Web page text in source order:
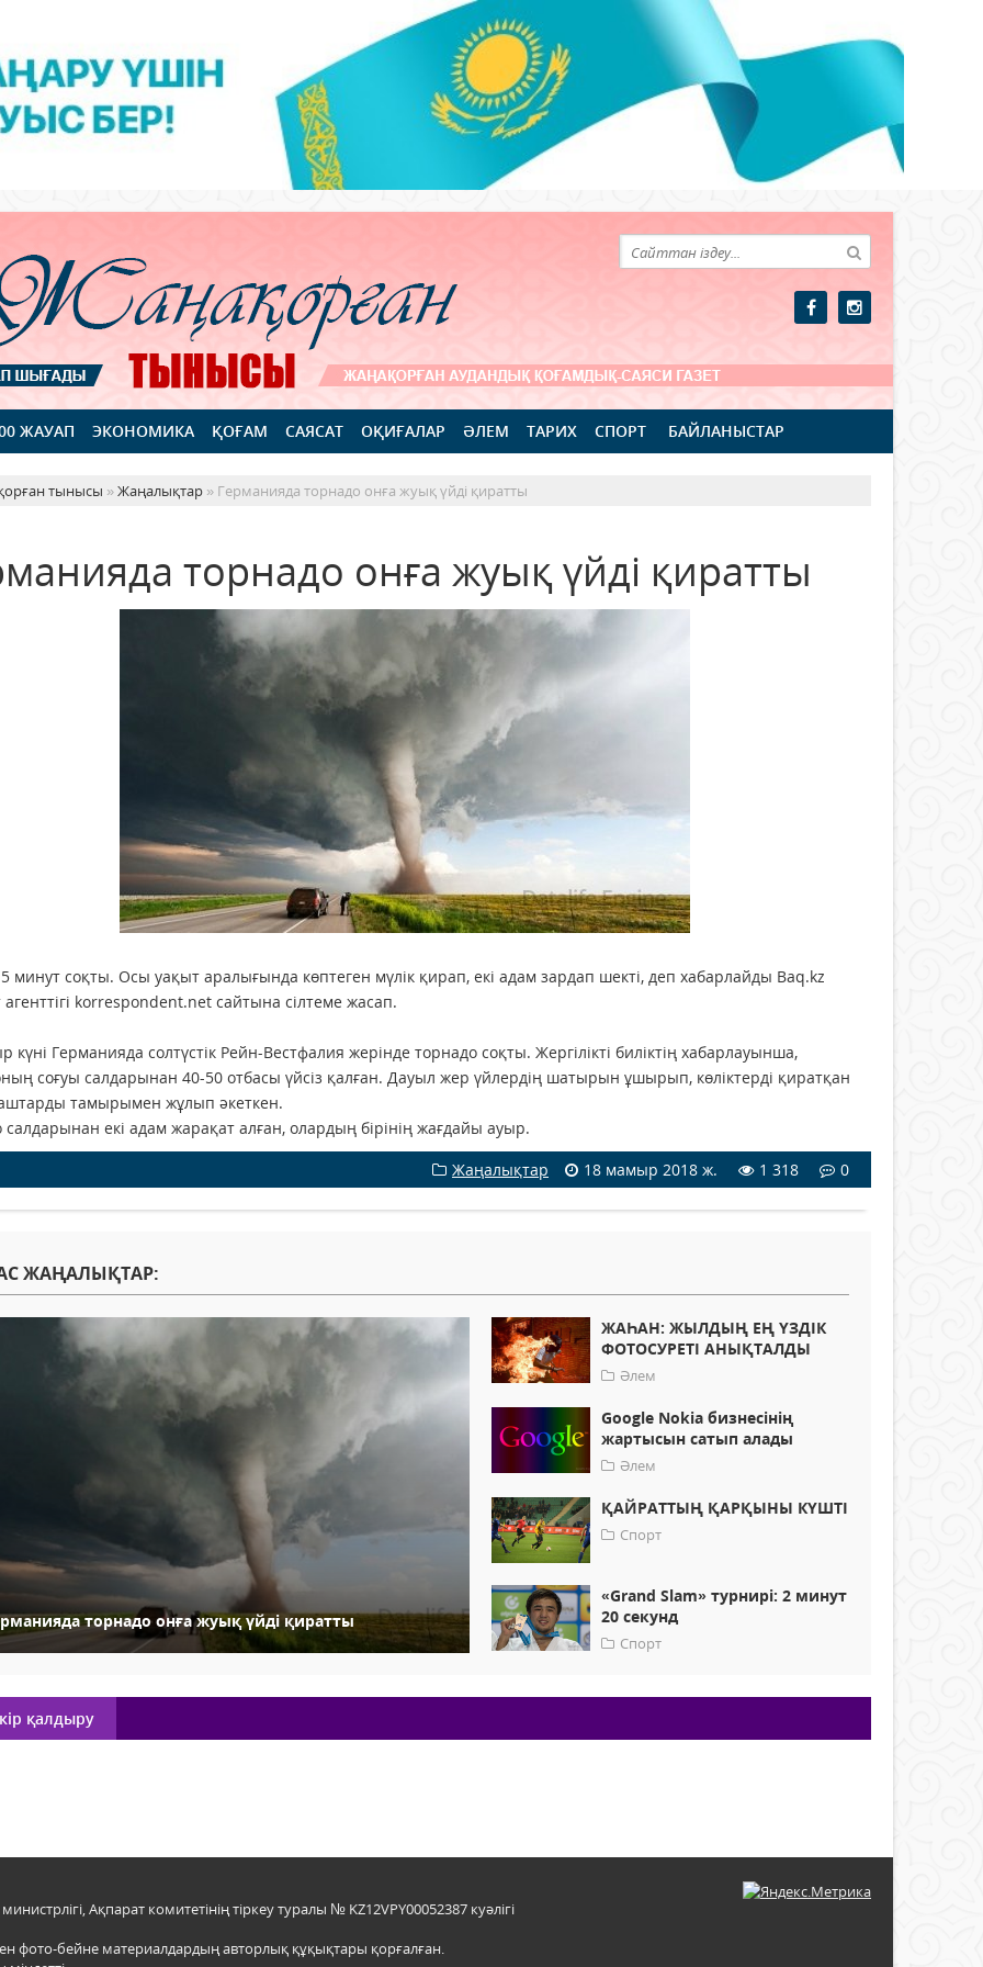
ЖАУАП ЭКОНОМИКА ҚОҒАМ САЯСАТ ОҚИҒАЛАР ӘЛЕМ ТАРИХ СПОРТ БАЙЛАНЫСТАР
тынысы »Жаңалықтар » Германияда торнадо онға жуық үйді қиратты
торнадо онға жуық үйді қиратты
минут соқты. Осы уақыт аралығында көптеген мүлік қирап, екі адам зардап шекті, деп хабарлайды Baq.kz
korrespondent.net сайтына сілтеме жасап.
күні Германияда солтүстік Рейн-Вестфалия жерінде торнадо соқты. Жергілікті биліктің хабарлауынша,
соғуы салдарынан 40-50 отбасы үйсіз қалған. Дауыл жер үйлердің шатырын ұшырып, көліктерді қиратқан
тамырымен жұлып әкеткен.
салдарынан екі адам жарақат алған, олардың бірінің жағдайы ауыр.
Жаңалықтар
18 мамыр 2018 ж. 1 318 0
ЖАҢАЛЫҚТАР:
торнадо онға жуық үйді қиратты
ЖАҺАН: ЖЫЛДЫҢ ЕҢ ҮЗДІК
ФОТОСУРЕТІ АНЫҚТАЛДЫ
Әлем
Google Nokia бизнесінің
жартысын сатып алады
Әлем
ҚАЙРАТТЫҢ ҚАРҚЫНЫ КҮШТІ
Спорт
«Grand Slam» турнирі: 2 минут
20 секунд
Спорт
қалдыру
Ақпарат комитетінің тіркеу туралы № KZ12VPY00052387 куәлігі
фото-бейне материалдардың авторлық құқықтары қорғалған.